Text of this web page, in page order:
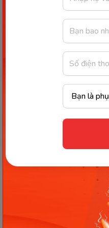
cùng với việc phân cấp
Monkey Stories
là một
phong phú, giúp trẻ
năng ngôn ngữ. Đăng
hôm nay để con bắt
tiếng Anh đầy hứng thú!
Thông tin trong bài